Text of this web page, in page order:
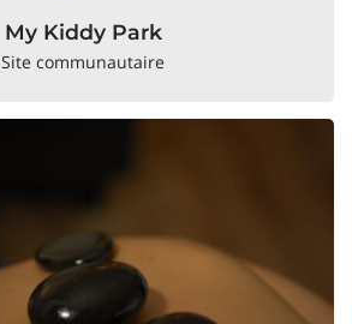
My Kiddy Park
Site communautaire